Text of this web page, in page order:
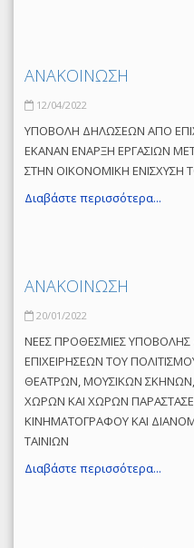
ΑΝΑΚΟΙΝΩΣΗ
12/04/2022
ΥΠΟΒΟΛΗ ΔΗΛΩΣΕΩΝ ΑΠΟ
ΕΚΑΝΑΝ ΕΝΑΡΞΗ ΕΡΓΑΣΙΩΝ
ΣΤΗΝ ΟΙΚΟΝΟΜΙΚΗ ΕΝΙΣΧΥΣΗ
Διαβάστε περισσότερα...
ΑΝΑΚΟΙΝΩΣΗ
20/01/2022
ΝΕΕΣ ΠΡΟΘΕΣΜΙΕΣ ΥΠΟΒΟΛΗΣ
ΕΠΙΧΕΙΡΗΣΕΩΝ ΤΟΥ
ΘΕΑΤΡΩΝ, ΜΟΥΣΙΚΩΝ
ΧΩΡΩΝ ΚΑΙ ΧΩΡΩΝ
ΚΙΝΗΜΑΤΟΓΡΑΦΟΥ ΚΑΙ
ΤΑΙΝΙΩΝ
Διαβάστε περισσότερα...